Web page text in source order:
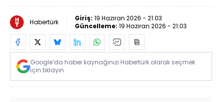
Habertürk Giriş: 19 Haziran 2026 - 21:03
Güncelleme: 19 Haziran 2026 - 21:03
Google’da haber kaynağınızı Habertürk olarak seçmek
için tıklayın